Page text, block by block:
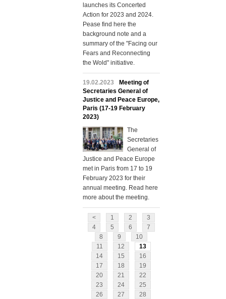
launches its Concerted
Action for 2023 and 2024.
Pease find here the
background note and a
summary of the "Facing our
Fears and Reconnecting
the Wold" initiative.
19.02.2023
Meeting of
Secretaries General of
Justice and Peace Europe,
Paris (17-19 February
2023)
The
Secretaries
General of
Justice and Peace Europe
met in Paris from 17 to 19
February 2023 for their
annual meeting. Read here
more about the meeting.
< 1 2
3
4
5 6
7
8
9
10
11
12
13
14
15
16
17
18
19
20
21
22
23
24
25
26
27
28